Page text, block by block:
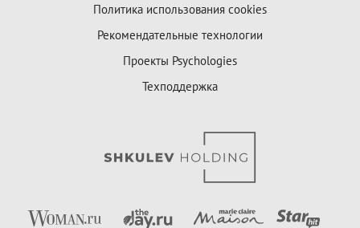
Политика использования cookies
Рекомендательные технологии
Проекты Psychologies
Техподдержка